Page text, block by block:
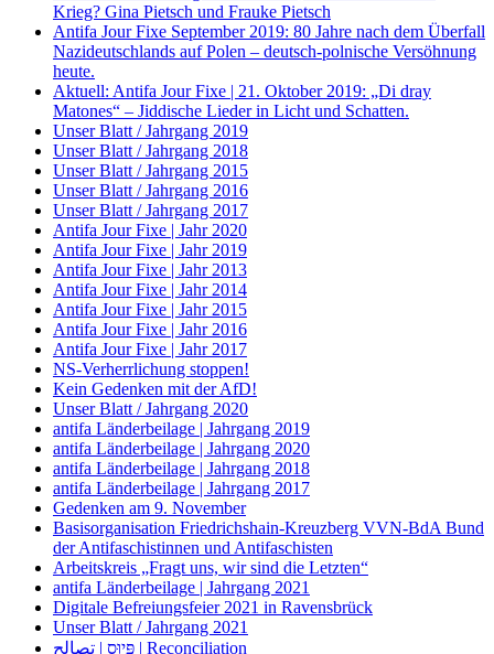
Krieg? Gina Pietsch und Frauke Pietsch
Antifa Jour Fixe September 2019: 80 Jahre nach dem Überfall
Nazideutschlands auf Polen – deutsch-polnische Versöhnung
heute.
Aktuell: Antifa Jour Fixe | 21. Oktober 2019: „Di dray
Matones“ – Jiddische Lieder in Licht und Schatten.
Unser Blatt / Jahrgang 2019
Unser Blatt / Jahrgang 2018
Unser Blatt / Jahrgang 2015
Unser Blatt / Jahrgang 2016
Unser Blatt / Jahrgang 2017
Antifa Jour Fixe | Jahr 2020
Antifa Jour Fixe | Jahr 2019
Antifa Jour Fixe | Jahr 2013
Antifa Jour Fixe | Jahr 2014
Antifa Jour Fixe | Jahr 2015
Antifa Jour Fixe | Jahr 2016
Antifa Jour Fixe | Jahr 2017
NS-Verherrlichung stoppen!
Kein Gedenken mit der AfD!
Unser Blatt / Jahrgang 2020
antifa Länderbeilage | Jahrgang 2019
antifa Länderbeilage | Jahrgang 2020
antifa Länderbeilage | Jahrgang 2018
antifa Länderbeilage | Jahrgang 2017
Gedenken am 9. November
Basisorganisation Friedrichshain-Kreuzberg VVN-BdA Bund
der Antifaschistinnen und Antifaschisten
Arbeitskreis „Fragt uns, wir sind die Letzten“
antifa Länderbeilage | Jahrgang 2021
Digitale Befreiungsfeier 2021 in Ravensbrück
Unser Blatt / Jahrgang 2021
פִּיוּס | تصالح | Reconciliation